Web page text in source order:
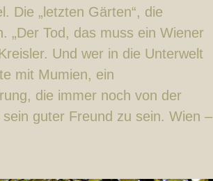
Die „letzten Gärten“, die
„Der Tod, das muss ein Wiener
Und wer in die Unterwelt
mit Mumien, ein
die immer noch von der
guter Freund zu sein. Wien –